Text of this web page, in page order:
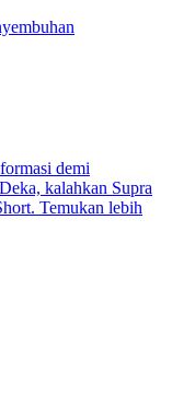
demi
kalahkan Supra
Temukan lebih